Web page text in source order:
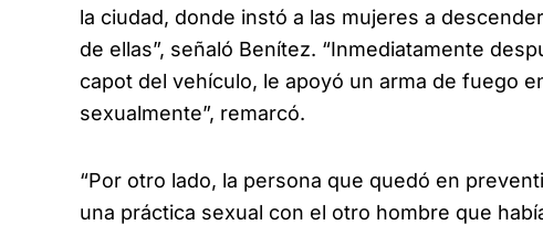
la ciudad, donde instó a las mujeres a
de ellas”, señaló Benítez. “Inmediatamente
capot del vehículo, le apoyó un arma de fuego
sexualmente”, remarcó.
“Por otro lado, la persona que quedó en
una práctica sexual con el otro hombre que